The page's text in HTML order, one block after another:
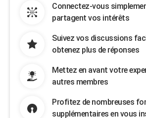
Connectez-vous
partagent vos intérêts
Suivez vos discussions
obtenez plus de réponses
Mettez en avant votre
autres membres
Profitez de nombreuses
supplémentaires en vous